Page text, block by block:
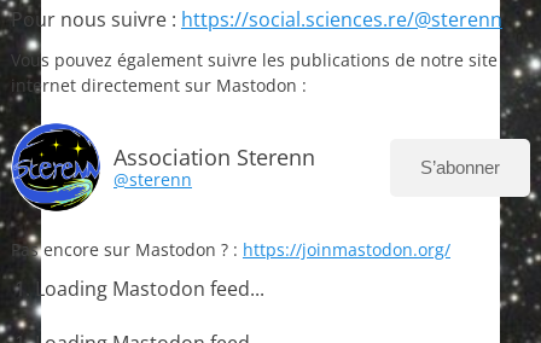
Pour nous suivre : https://social.sciences.re/@sterenn
Vous pouvez également suivre les publications de notre site
internet directement sur Mastodon :
Association Sterenn
@sterenn
S’abonner
Pas encore sur Mastodon ? : https://joinmastodon.org/
Loading Mastodon feed...